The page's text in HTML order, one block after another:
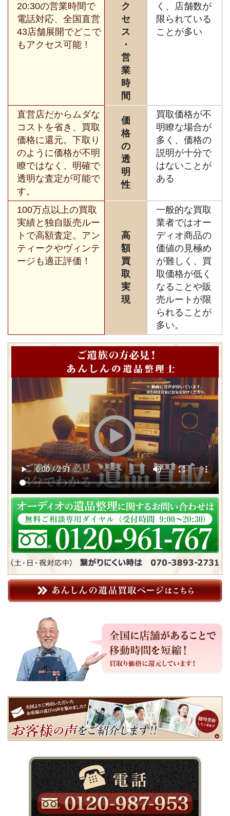
20:30の営業時間で
電話対応、全国直営
43店舗展開でどこで
もアクセス可能！
ク
セ
ス
・
営
業
時
間
く、店舗数が
限られている
ことが多い
直営店だからムダな
コストを省き、買取
価格に還元。下取り
のように価格が不明
瞭ではなく、明確で
透明な査定が可能で
す。
価
格
の
透
明
性
買取価格が不
明瞭な場合が
多く、価格の
説明が十分で
はないことが
ある
100万点以上の買取
実績と独自販売ルー
トで高額査定。アン
ティークやヴィンテ
ージも適正評価！
高
額
買
取
実
現
一般的な買取
業者ではオー
ディオ商品の
価値の見極め
が難しく、買
取価格が低く
なることや販
売ルートが限
られることが
多い。